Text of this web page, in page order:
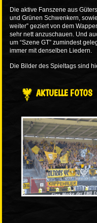
Die aktive Fanszene aus
und Grünen Schwenkern,
weiter” geziert von dem
sehr nett anzuschauen. Und
um “Szene GT” zumindest
immer mit denselben Liedern.
Die Bilder des Spieltags sind
AKTUELLE FOTOS